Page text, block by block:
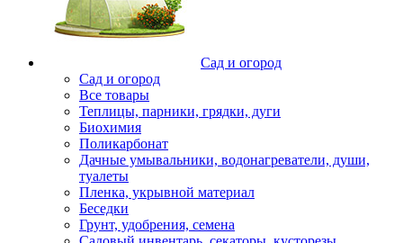
Сад и огород
Сад и огород
Все товары
Теплицы, парники, грядки, дуги
Биохимия
Поликарбонат
Дачные умывальники, водонагреватели, души,
туалеты
Пленка, укрывной материал
Беседки
Грунт, удобрения, семена